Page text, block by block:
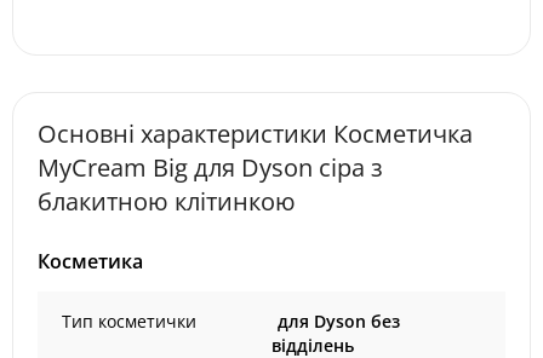
Основні характеристики Косметичка
MyCream Big для Dyson сіра з
блакитною клітинкою
Косметика
Тип косметички
для Dyson без
відділень